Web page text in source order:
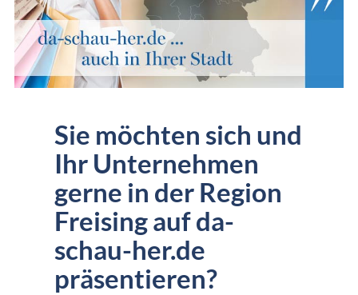
Sie möchten sich und
Ihr Unternehmen
gerne in der Region
Freising auf da-
schau-her.de
präsentieren?